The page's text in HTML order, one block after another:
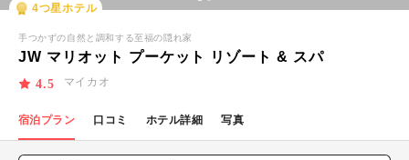
4つ星ホテル
手つかずの自然と調和する至福の隠れ家
JW マリオット プーケット リゾート & スパ
4.5 マイカオ
宿泊プラン 口コミ ホテル詳細 写真